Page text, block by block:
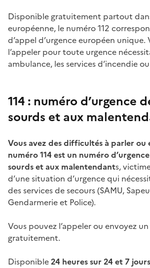
Disponible gratuitement partout
européenne, le numéro 112
d’appel d’urgence européen unique.
l’appeler pour toute urgence
ambulance, les services d’incendie
114 : numéro d’urgence
sourds et aux
Vous avez desdifficultés à parler ou
numéro 114 est un numéro
sourds et aux malentendants,
d’une situation d’urgence qui
des services de secours (SAMU,
Gendarmerie et Police).
Vous pouvez l’appeler ou envoyez un
gratuitement.
Disponible24 heures sur 24 et 7